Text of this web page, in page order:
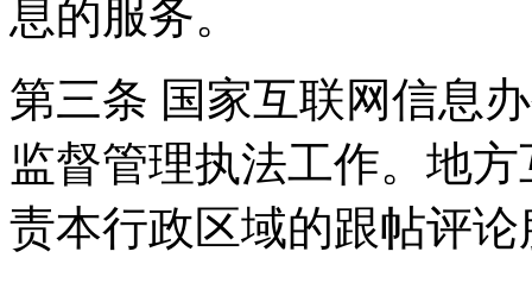
息的服务。
第三条 国家互联网信息
监督管理执法工作。地
责本行政区域的跟帖评